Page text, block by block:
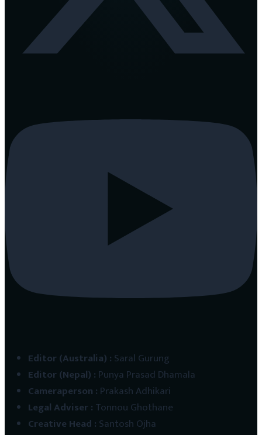
Editor (Australia) : Saral Gurung
Editor (Nepal) : Punya Prasad Dhamala
Cameraperson : Prakash Adhikari
Legal Adviser: Tonnou Ghothane
Creative Head : Santosh Ojha